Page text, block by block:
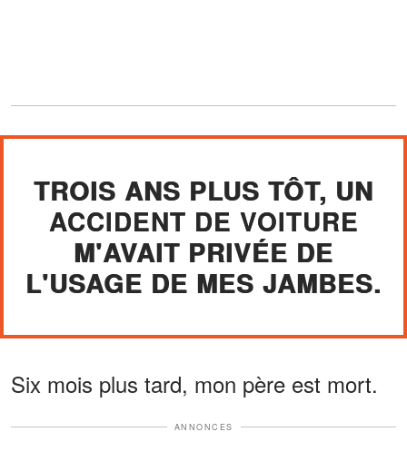
TROIS ANS PLUS TÔT, UN
ACCIDENT DE VOITURE
M'AVAIT PRIVÉE DE
L'USAGE DE MES JAMBES.
Six mois plus tard, mon père est mort.
ANNONCES